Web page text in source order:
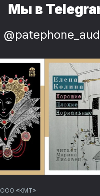
Мы в
ООО «КМТ»